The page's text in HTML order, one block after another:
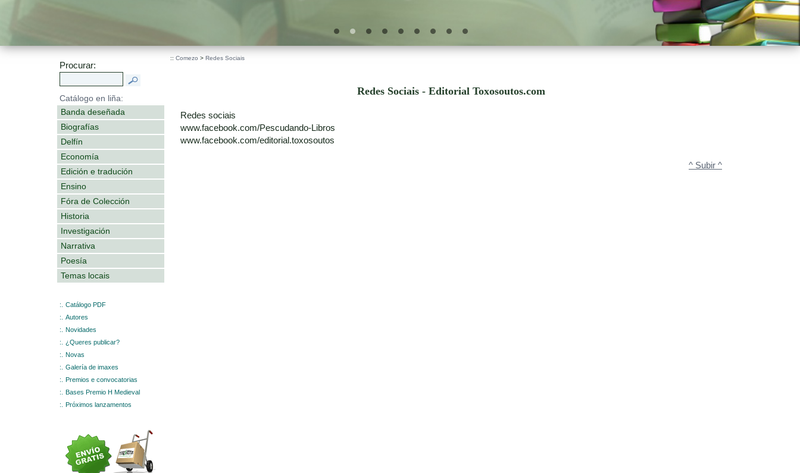
Procurar:
Catálogo en liña:
Banda deseñada
Biografías
Delfín
Economía
Edición e tradución
Ensino
Fóra de Colección
Historia
Investigación
Narrativa
Poesía
Temas locais
:.
Catálogo PDF
:.
Autores
:.
Novidades
:.
¿Queres publicar?
:.
Novas
:.
Galería de imaxes
:.
Premios e convocatorias
:.
Bases Premio H Medieval
:.
Próximos lanzamentos
:: Comezo > Redes Sociais
Redes Sociais - Editorial Toxosoutos.com
Redes sociais
www.facebook.com/Pescudando-Libros
www.facebook.com/editorial.toxosoutos
^ Subir ^